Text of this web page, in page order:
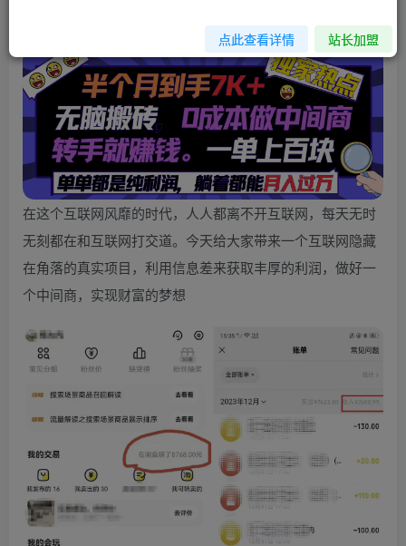
202 30
在这个互联网风靡的时代，人人都离不开互联网，每天无时
无刻都在和互联网打交道。今天给大家带来一个互联网隐藏
在角落的真实项目，利用信息差来获取丰厚的利润，做好一
个中间商，实现财富的梦想
点此查看详情 站长加盟